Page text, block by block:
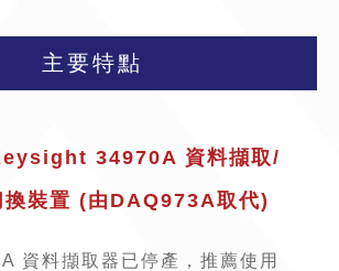
主要特點
34970A 資料擷取/
換裝置 (由DAQ973A取代)
資料擷取器已停產，推薦使用